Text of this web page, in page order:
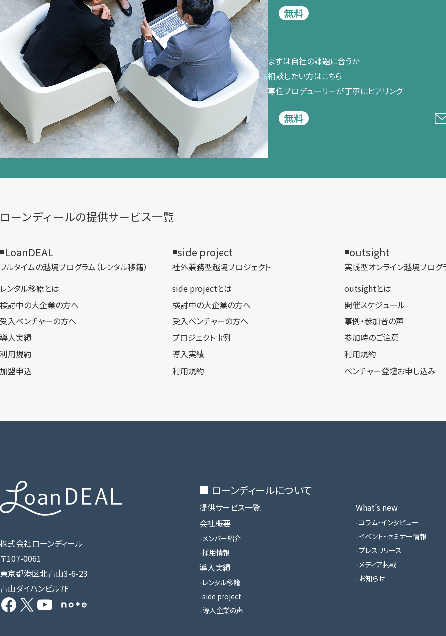
無料
まずは​自社の​課題に​合うか​
相談したい方は​こちら
専任プロデューサーが​丁寧に​ヒアリング
無料
ローンディールの​提供サービス一覧
LoanDEAL
フルタイムの越境プログラム​（レンタル移籍）
レンタル移籍とは
検討中の大企業の方へ
受入ベンチャーの方へ
導入実績
利用規約
加盟申込
side project
社外兼務型​越境プロジェクト
side projectとは
検討中の大企業の方へ
受入ベンチャーの方へ
プロジェクト事例
導入実績
利用規約
outsight
実践型オンライン​越境プログ
outsightとは
開催スケジュール
事例・参加者の声
参加時のご注意
利用規約
ベンチャー登壇お申し込み
株式会社ローンディール
〒107-0061
東京都港区北青山3-6-23
青山ダイハンビル7F
Facebook
X YouTube
Share Icon
■ ローンディールに​ついて
提供サービス一覧
会社概要
メンバー紹介
採用情報
導入実績
レンタル移籍
side project
導入企業の声
What’s new
コラム・インタビュー
イベント・セミナー情報
プレスリリース
メディア掲載
お知らせ